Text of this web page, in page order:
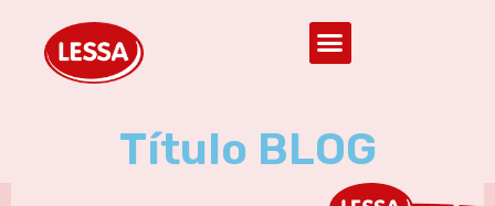
Título BLOG